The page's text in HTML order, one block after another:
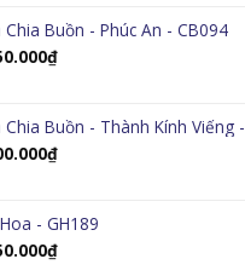
Chia Buồn - Phúc An - CB094
₫
Chia Buồn - Thành Kính Viếng
₫
- GH189
₫